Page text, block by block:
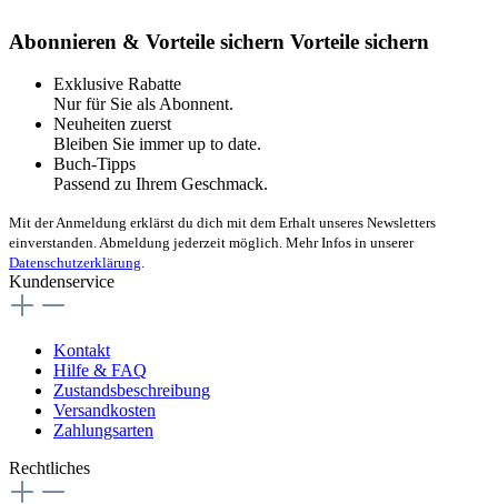
Abonnieren & Vorteile sichern Vorteile sichern
Exklusive Rabatte
Nur für Sie als Abonnent.
Neuheiten zuerst
Bleiben Sie immer up to date.
Buch-Tipps
Passend zu Ihrem Geschmack.
Mit der Anmeldung erklärst du dich mit dem Erhalt unseres Newsletters
einverstanden. Abmeldung jederzeit möglich. Mehr Infos in unserer
Datenschutzerklärung.
Kundenservice
Kontakt
Hilfe & FAQ
Zustandsbeschreibung
Versandkosten
Zahlungsarten
Rechtliches